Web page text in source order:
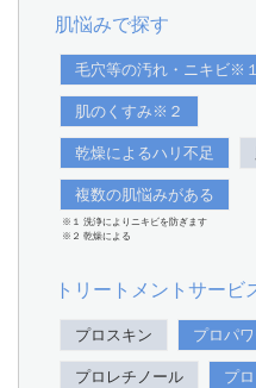
肌悩みで探す
毛穴等の汚れ・ニキビ※１
肌のくすみ※２
乾燥によるハリ不足
複数の肌悩みがある
※１ 洗浄によりニキビを防ぎます
※２ 乾燥による
トリートメントサービ
プロスキン プロパ
プロレチノール プ